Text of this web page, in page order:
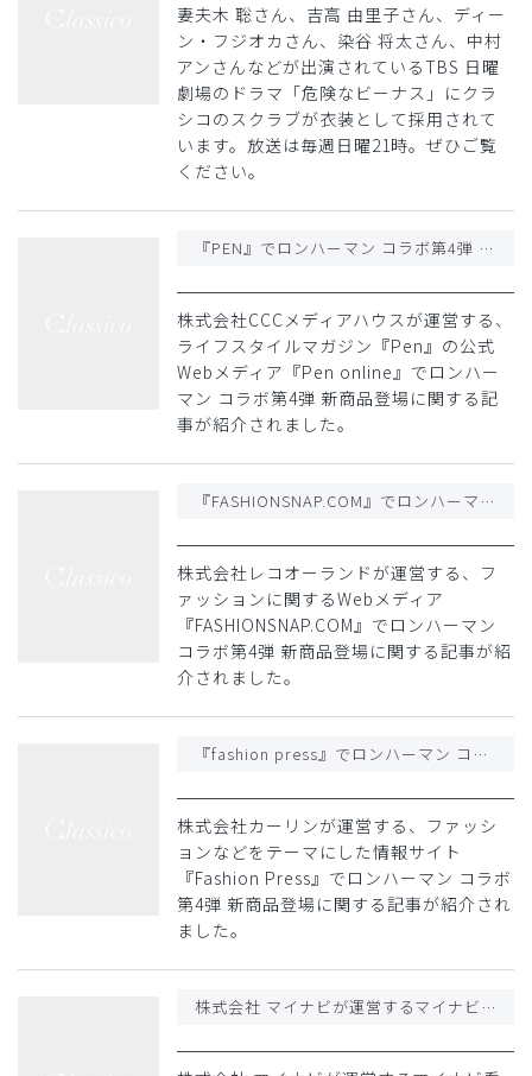
妻夫木 聡さん、吉高 由里子さん、ディー
ン・フジオカさん、染谷 将太さん、中村
アンさんなどが出演されているTBS 日曜
劇場のドラマ「危険なビーナス」にクラ
シコのスクラブが衣装として採用されて
います。放送は毎週日曜21時。ぜひご覧
ください。
『PEN』でロンハーマン コラボ第4弾 新商品登場に関する記事が紹介されました
株式会社CCCメディアハウスが運営する、
ライフスタイルマガジン『Pen』の公式
Webメディア『Pen online』でロンハー
マン コラボ第4弾 新商品登場に関する記
事が紹介されました。
『FASHIONSNAP.COM』でロンハーマン コラボ第4弾 新商品登場に関する記事が紹介されました
株式会社レコオーランドが運営する、フ
ァッションに関するWebメディア
『FASHIONSNAP.COM』でロンハーマン
コラボ第4弾 新商品登場に関する記事が紹
介されました。
『fashion press』でロンハーマン コラボ第4弾 新商品登場に関する記事が紹介されました
株式会社カーリンが運営する、ファッシ
ョンなどをテーマにした情報サイト
『Fashion Press』でロンハーマン コラボ
第4弾 新商品登場に関する記事が紹介され
ました。
株式会社 マイナビが運営するマイナビ看護師の情報コラム『ナースぷらす+』で、「ジェラート ピケ & クラシコ」のナースウェア新作登場に関する記事が掲載されました